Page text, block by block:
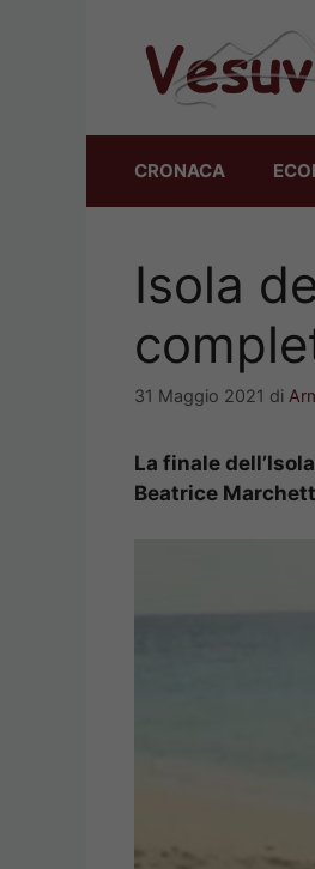
CRONACA
Isola
31 Maggio 2021 di
La finale
Beatrice